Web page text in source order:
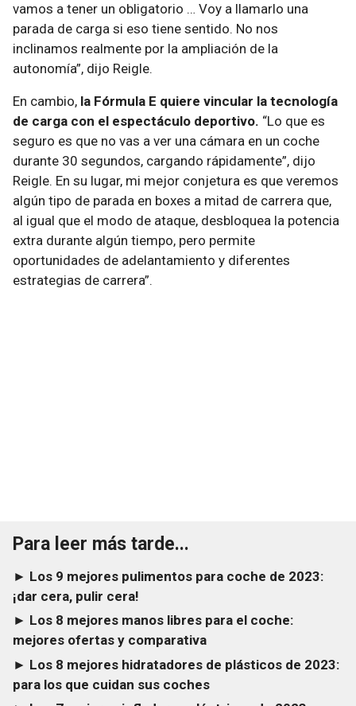
vamos a tener un obligatorio … Voy a llamarlo una
parada de carga si eso tiene sentido. No nos
inclinamos realmente por la ampliación de la
autonomía”, dijo Reigle.
En cambio, la Fórmula E quiere vincular la tecnología
de carga con el espectáculo deportivo. “Lo que es
seguro es que no vas a ver una cámara en un coche
durante 30 segundos, cargando rápidamente”, dijo
Reigle. En su lugar, mi mejor conjetura es que veremos
algún tipo de parada en boxes a mitad de carrera que,
al igual que el modo de ataque, desbloquea la potencia
extra durante algún tiempo, pero permite
oportunidades de adelantamiento y diferentes
estrategias de carrera”.
Para leer más tarde...
► Los 9 mejores pulimentos para coche de 2023:
¡dar cera, pulir cera!
► Los 8 mejores manos libres para el coche:
mejores ofertas y comparativa
► Los 8 mejores hidratadores de plásticos de 2023:
para los que cuidan sus coches